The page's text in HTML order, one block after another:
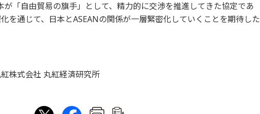
が「自由貿易の旗手」として、精力的に交渉を推進してきた協定であ
を通じて、日本とASEANの関係が一層緊密化していくことを期待した
株式会社 丸紅経済研究所